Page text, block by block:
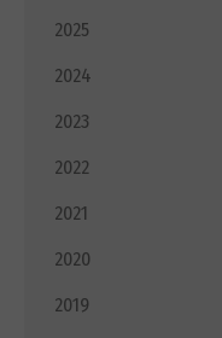
2025
2024
2023
2022
2021
2020
2019